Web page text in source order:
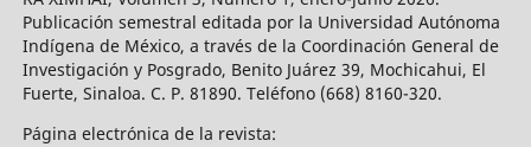
Publicación semestral editada por la Universidad Autónoma
Indígena de México, a través de la Coordinación General de
Investigación y Posgrado, Benito Juárez 39, Mochicahui, El
Fuerte, Sinaloa. C. P. 81890. Teléfono (668) 8160-320.
Página electrónica de la revista: